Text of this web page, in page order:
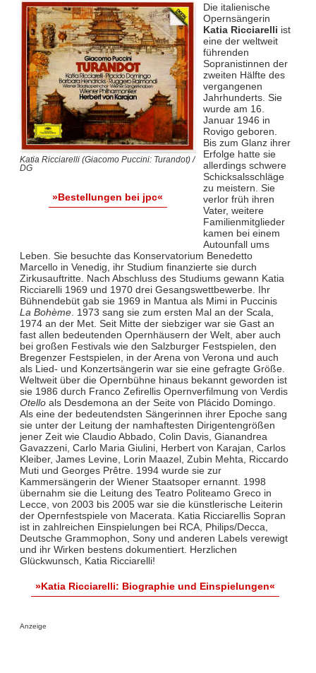
Katia Ricciarelli (Giacomo Puccini: Turandot) /
DG
»Bestellungen bei jpc«
Die italienische
Opernsängerin
Katia Ricciarelli ist
eine der weltweit
führenden
Sopranistinnen der
zweiten Hälfte des
vergangenen
Jahrhunderts. Sie
wurde am 16.
Januar 1946 in
Rovigo geboren.
Bis zum Glanz ihrer
Erfolge hatte sie
allerdings schwere
Schicksalsschläge
zu meistern. Sie
verlor früh ihren
Vater, weitere
Familienmitglieder
kamen bei einem
Autounfall ums
Leben. Sie besuchte das Konservatorium Benedetto
Marcello in Venedig, ihr Studium finanzierte sie durch
Zirkusauftritte. Nach Abschluss des Studiums gewann Katia
Ricciarelli 1969 und 1970 drei Gesangswettbewerbe. Ihr
Bühnendebüt gab sie 1969 in Mantua als Mimi in Puccinis
La Bohème. 1973 sang sie zum ersten Mal an der Scala,
1974 an der Met. Seit Mitte der siebziger war sie Gast an
fast allen bedeutenden Opernhäusern der Welt, aber auch
bei großen Festivals wie den Salzburger Festspielen, den
Bregenzer Festspielen, in der Arena von Verona und auch
als Lied- und Konzertsängerin war sie eine gefragte Größe.
Weltweit über die Opernbühne hinaus bekannt geworden ist
sie 1986 durch Franco Zefirellis Opernverfilmung von Verdis
Otelloals Desdemona an der Seite von Plácido Domingo.
Als eine der bedeutendsten Sängerinnen ihrer Epoche sang
sie unter der Leitung der namhaftesten Dirigentengrößen
jener Zeit wie Claudio Abbado, Colin Davis, Gianandrea
Gavazzeni, Carlo Maria Giulini, Herbert von Karajan, Carlos
Kleiber, James Levine, Lorin Maazel, Zubin Mehta, Riccardo
Muti und Georges Prêtre. 1994 wurde sie zur
Kammersängerin der Wiener Staatsoper ernannt. 1998
übernahm sie die Leitung des Teatro Politeamo Greco in
Lecce, von 2003 bis 2005 war sie die künstlerische Leiterin
der Opernfestspiele von Macerata. Katia Ricciarellis Sopran
ist in zahlreichen Einspielungen bei RCA, Philips/Decca,
Deutsche Grammophon, Sony und anderen Labels verewigt
und ihr Wirken bestens dokumentiert. Herzlichen
Glückwunsch, Katia Ricciarelli!
»Katia Ricciarelli: Biographie und Einspielungen«
Anzeige